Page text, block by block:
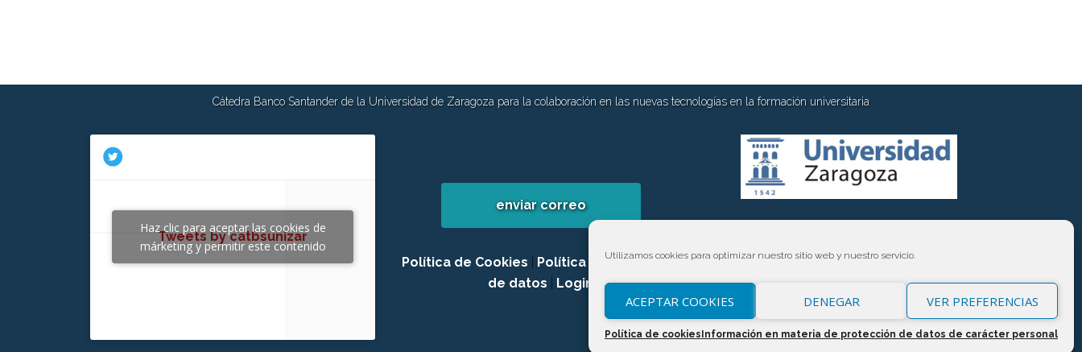
Utilizamos cookies para optimizar nuestro sitio web y nuestro servicio.
ACEPTAR COOKIES DENEGAR VER PREFERENCIAS
Política de cookies Información en materia de protección de datos de carácter personal
Cátedra Banco Santander de la Universidad de Zaragoza para la colaboración en las nuevas tecnologías en la formación universitaria
Tweets by catbsunizar
Haz clic para aceptar las cookies de
márketing y permitir este contenido
enviar correo
Política de Cookies
Política de privacidad
de datos
Login